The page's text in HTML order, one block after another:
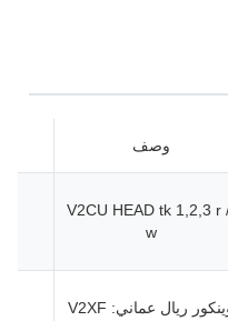
وصف
V2CU HEAD tk 1,2,3 r
w
وينكور ريال عماني: V2XF